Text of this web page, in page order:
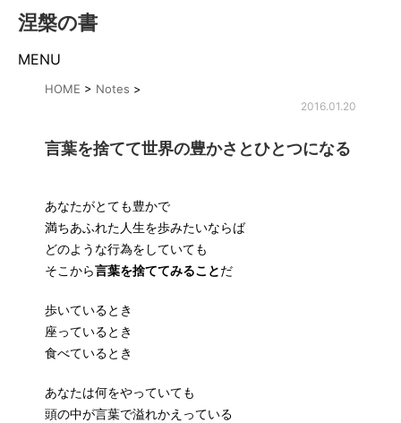
涅槃の書
MENU
HOME > Notes >
2016.01.20
言葉を捨てて世界の豊かさとひとつになる
あなたがとても豊かで
満ちあふれた人生を歩みたいならば
どのような行為をしていても
そこから言葉を捨ててみることだ
歩いているとき
座っているとき
食べているとき
あなたは何をやっていても
頭の中が言葉で溢れかえっている